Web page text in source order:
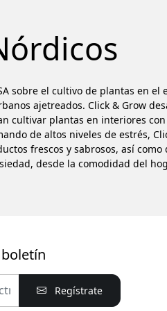
sobre el cultivo de plantas en el
ajetreados. Click & Grow
cultivar plantas en interiores
de altos niveles de estrés,
frescos y sabrosos, así como
desde la comodidad del
Regístrate